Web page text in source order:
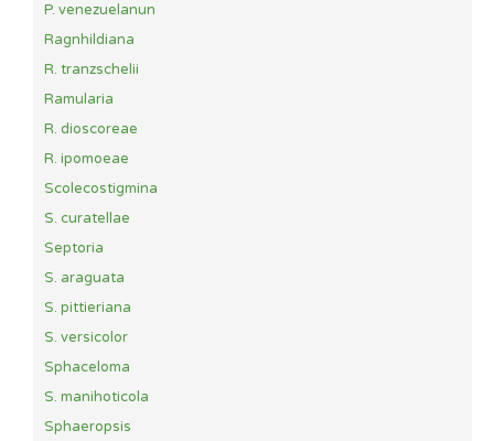
P. venezuelanun
Ragnhildiana
R. tranzschelii
Ramularia
R. dioscoreae
R. ipomoeae
Scolecostigmina
S. curatellae
Septoria
S. araguata
S. pittieriana
S. versicolor
Sphaceloma
S. manihoticola
Sphaeropsis